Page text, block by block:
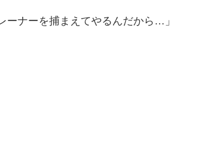
ーナーを捕まえてやるんだから…」